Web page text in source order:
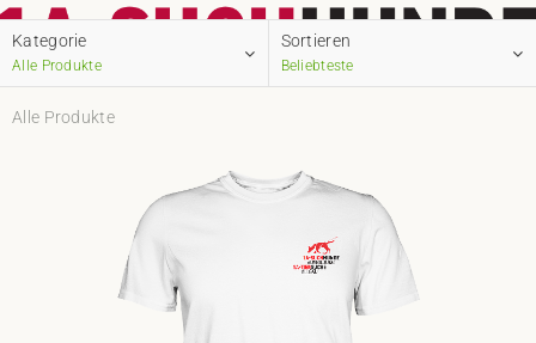
Kategorie
Alle Produkte
Sortieren
Beliebteste
Alle Produkte